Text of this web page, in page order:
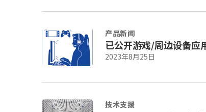
产品新闻
已公开游戏/周边设备应
2023年8月25日
技术支援